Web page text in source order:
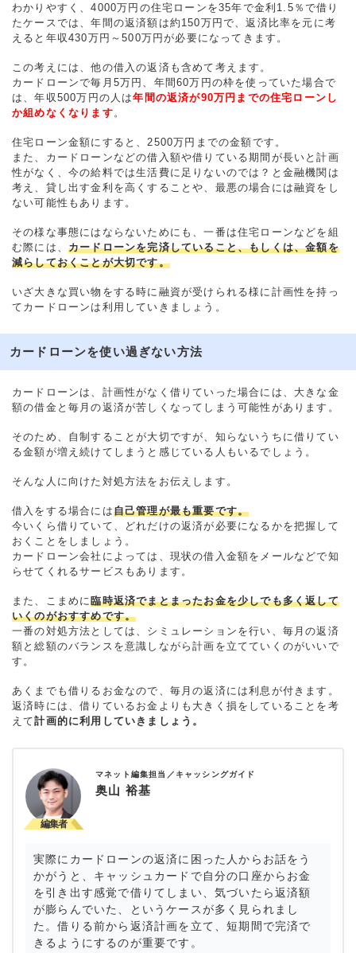
わかりやすく、4000万円の住宅ローンを35年で金利1.5％で借り
たケースでは、年間の返済額は約150万円で、返済比率を元に考
えると年収430万円～500万円が必要になってきます。
この考えには、他の借入の返済も含めて考えます。
カードローンで毎月5万円、年間60万円の枠を使っていた場合で
は、年収500万円の人は年間の返済が90万円までの住宅ローンし
か組めなくなります。
住宅ローン金額にすると、2500万円までの金額です。
また、カードローンなどの借入額や借りている期間が長いと計画
性がなく、今の給料では生活費に足りないのでは？と金融機関は
考え、貸し出す金利を高くすることや、最悪の場合には融資をし
ない可能性もあります。
その様な事態にはならないためにも、一番は住宅ローンなどを組
む際には、 カードローンを完済していること、もしくは、金額を
減らしておくことが大切です。
いざ大きな買い物をする時に融資が受けられる様に計画性を持っ
てカードローンは利用していきましょう。
カードローンを使い過ぎない方法
カードローンは、計画性がなく借りていった場合には、大きな金
額の借金と毎月の返済が苦しくなってしまう可能性があります。
そのため、自制することが大切ですが、知らないうちに借りてい
る金額が増え続けてしまうと感じている人もいるでしょう。
そんな人に向けた対処方法をお伝えします。
借入をする場合には自己管理が最も重要です。
今いくら借りていて、どれだけの返済が必要になるかを把握して
おくことをしましょう。
カードローン会社によっては、現状の借入金額をメールなどで知
らせてくれるサービスもあります。
また、こまめに臨時返済でまとまったお金を少しでも多く返して
いくのがおすすめです。
一番の対処方法としては、シミュレーションを行い、毎月の返済
額と総額のバランスを意識しながら計画を立てていくのがいいで
す。
あくまでも借りるお金なので、毎月の返済には利息が付きます。
返済時には、借りているお金よりも大きく損をしていることを考
えて計画的に利用していきましょう。
マネット編集担当／キャッシングガイド
奥山 裕基
実際にカードローンの返済に困った人からお話をう
かがうと、キャッシュカードで自分の口座からお金
を引き出す感覚で借りてしまい、気づいたら返済額
が膨らんでいた、というケースが多く見られまし
た。借りる前から返済計画を立て、短期間で完済で
きるようにするのが重要です。